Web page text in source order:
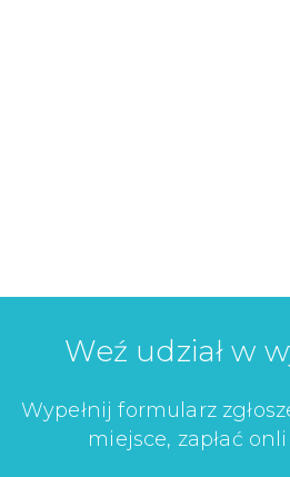
Weź udział w
Wypełnij formularz
miejsce, zapłać